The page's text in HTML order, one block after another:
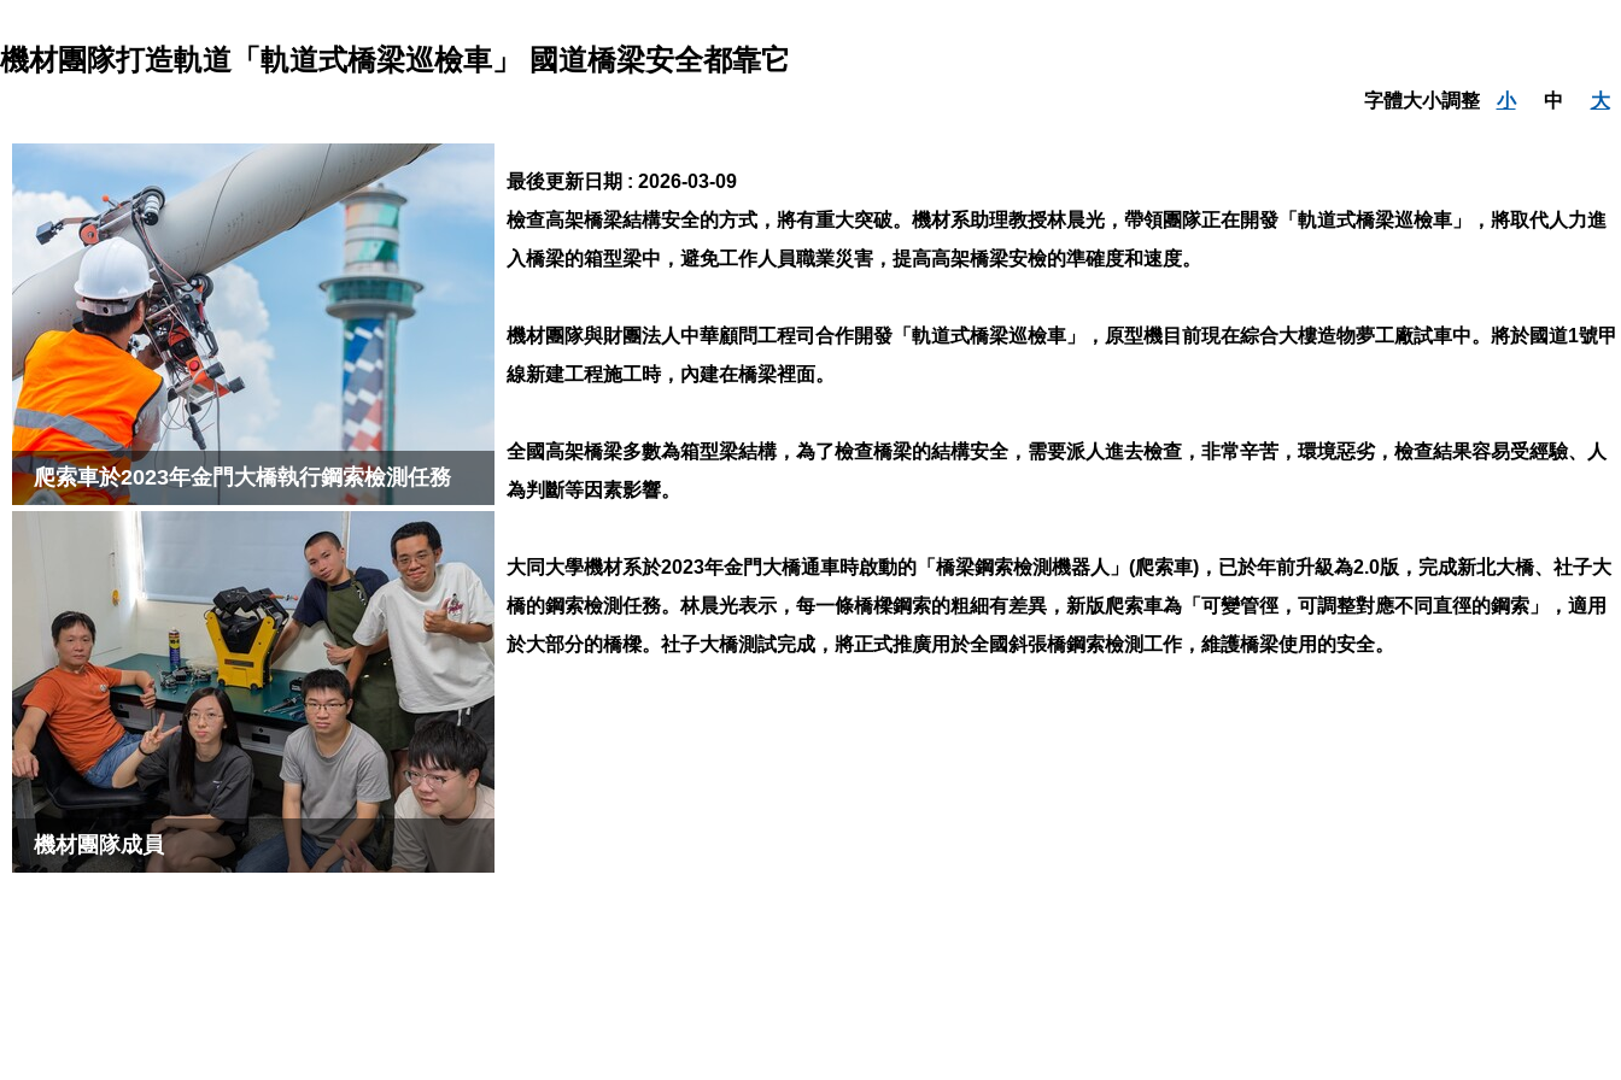
機材團隊打造軌道「軌道式橋梁巡檢車」 國道橋梁安全都靠它
字體大小調整 小 中 大
爬索車於2023年金門大橋執行鋼索檢測任務
機材團隊成員
最後更新日期 : 2026-03-09
檢查高架橋梁結構安全的方式，將有重大突破。機材系助理教授林晨光，帶領團隊正在開發「軌道式橋梁巡檢車」，將取代人力進
入橋梁的箱型梁中，避免工作人員職業災害，提高高架橋梁安檢的準確度和速度。
機材團隊與財團法人中華顧問工程司合作開發「軌道式橋梁巡檢車」，原型機目前現在綜合大樓造物夢工廠試車中。將於國道1號甲
線新建工程施工時，內建在橋梁裡面。
全國高架橋梁多數為箱型梁結構，為了檢查橋梁的結構安全，需要派人進去檢查，非常辛苦，環境惡劣，檢查結果容易受經驗、人
為判斷等因素影響。
大同大學機材系於2023年金門大橋通車時啟動的「橋梁鋼索檢測機器人」(爬索車)，已於年前升級為2.0版，完成新北大橋、社子大
橋的鋼索檢測任務。林晨光表示，每一條橋樑鋼索的粗細有差異，新版爬索車為「可變管徑，可調整對應不同直徑的鋼索」，適用
於大部分的橋樑。社子大橋測試完成，將正式推廣用於全國斜張橋鋼索檢測工作，維護橋梁使用的安全。